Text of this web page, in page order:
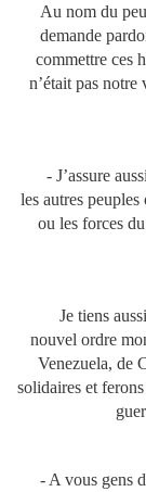
Au nom du
demande
commettre ces
n’était pas
- J’assure
les autres
ou les forces
Je tiens aussi
nouvel ordre
Venezuela, de
solidaires et
- A vous gens